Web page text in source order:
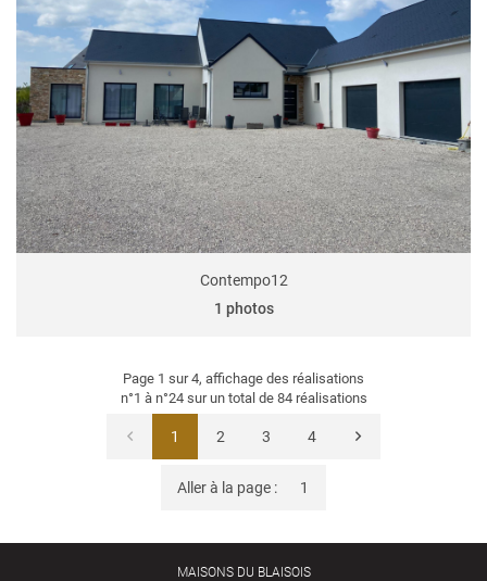
Contempo12
1 photos
Page 1 sur 4, affichage des réalisations
n°1 à n°24 sur un total de 84réalisations
1 2 3 4
Aller à la page :
MAISONS DU BLAISOIS